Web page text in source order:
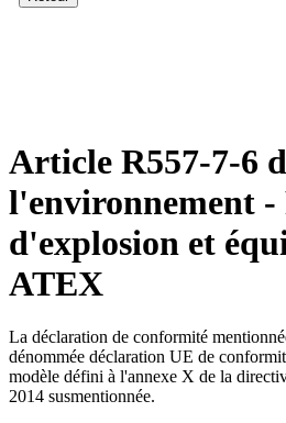
Article R557-7-6
l'environnement -
d'explosion et
ATEX
La déclaration de conformité
dénommée déclaration UE de
modèle défini à l'annexe X de la
2014 susmentionnée.